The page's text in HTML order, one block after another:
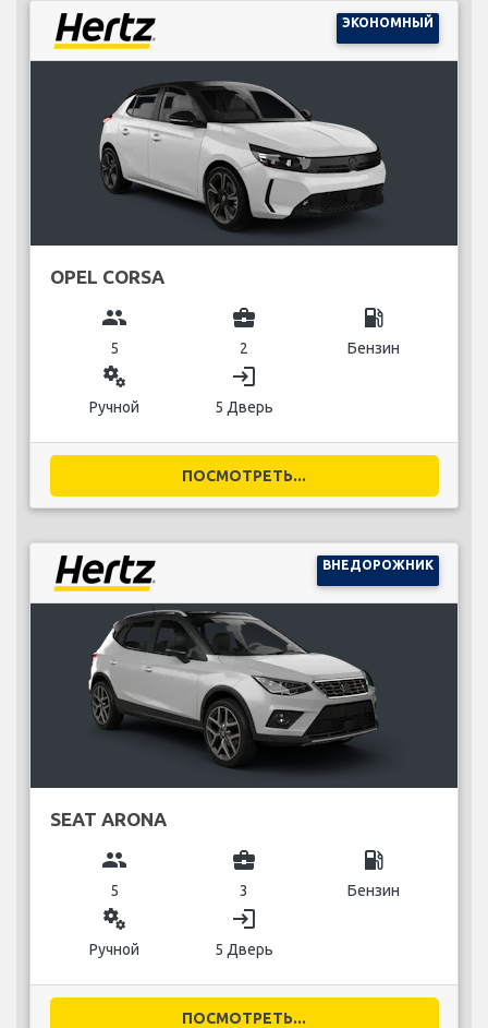
ЭКОНОМНЫЙ
OPEL CORSA
group
5
business_center
2
local_gas_station
Бензин
miscellaneous_services
Ручной
login
5 Дверь
ПОСМОТРЕТЬ...
ВНЕДОРОЖНИК
SEAT ARONA
group
5
business_center
3
local_gas_station
Бензин
miscellaneous_services
Ручной
login
5 Дверь
ПОСМОТРЕТЬ...